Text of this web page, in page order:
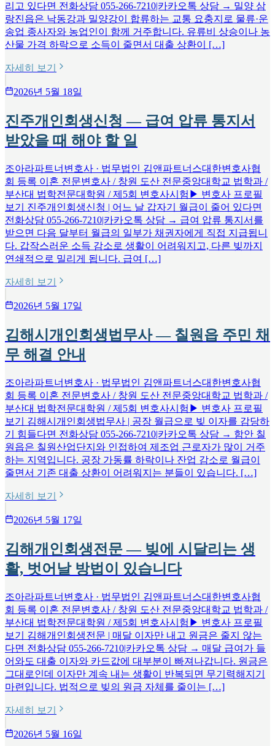
리고 있다면 전화상담 055-266-7210|카카오톡 상담 → 밀양 삼
랑진읍은 낙동강과 밀양강이 합류하는 교통 요충지로 물류·운
송업 종사자와 농업인이 함께 거주합니다. 유류비 상승이나 농
산물 가격 하락으로 소득이 줄면서 대출 상환이 […]
자세히 보기
2026년 5월 18일
진주개인회생신청 — 급여 압류 통지서
받았을 때 해야 할 일
조아라파트너변호사 · 법무법인 김앤파트너스대한변호사협
회 등록 이혼 전문변호사 / 창원 도산 전문중앙대학교 법학과 /
부산대 법학전문대학원 / 제5회 변호사시험▶ 변호사 프로필
보기 진주개인회생신청 | 어느 날 갑자기 월급이 줄어 있다면
전화상담 055-266-7210|카카오톡 상담 → 급여 압류 통지서를
받으면 다음 달부터 월급의 일부가 채권자에게 직접 지급됩니
다. 갑작스러운 소득 감소로 생활이 어려워지고, 다른 빚까지
연쇄적으로 밀리게 됩니다. 급여 […]
자세히 보기
2026년 5월 17일
김해시개인회생법무사 — 칠원읍 주민 채
무 해결 안내
조아라파트너변호사 · 법무법인 김앤파트너스대한변호사협
회 등록 이혼 전문변호사 / 창원 도산 전문중앙대학교 법학과 /
부산대 법학전문대학원 / 제5회 변호사시험▶ 변호사 프로필
보기 김해시개인회생법무사 | 공장 월급으로 빚 이자를 감당하
기 힘들다면 전화상담 055-266-7210|카카오톡 상담 → 함안 칠
원읍은 칠원산업단지와 인접하여 제조업 근로자가 많이 거주
하는 지역입니다. 공장 가동률 하락이나 잔업 감소로 월급이
줄면서 기존 대출 상환이 어려워지는 분들이 있습니다. […]
자세히 보기
2026년 5월 17일
김해개인회생전문 — 빚에 시달리는 생
활, 벗어날 방법이 있습니다
조아라파트너변호사 · 법무법인 김앤파트너스대한변호사협
회 등록 이혼 전문변호사 / 창원 도산 전문중앙대학교 법학과 /
부산대 법학전문대학원 / 제5회 변호사시험▶ 변호사 프로필
보기 김해개인회생전문 | 매달 이자만 내고 원금은 줄지 않는
다면 전화상담 055-266-7210|카카오톡 상담 → 매달 급여가 들
어와도 대출 이자와 카드값에 대부분이 빠져나갑니다. 원금은
그대로인데 이자만 계속 내는 생활이 반복되면 무기력해지기
마련입니다. 법적으로 빚의 원금 자체를 줄이는 […]
자세히 보기
2026년 5월 16일